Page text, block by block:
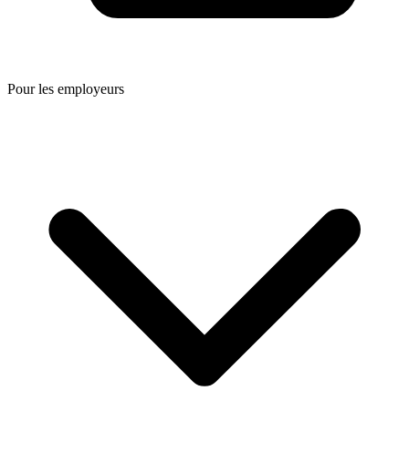
Pour les employeurs